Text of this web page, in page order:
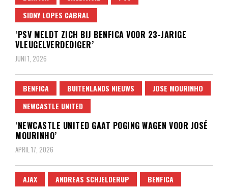
SIDNY LOPES CABRAL
‘PSV MELDT ZICH BIJ BENFICA VOOR 23-JARIGE
VLEUGELVERDEDIGER’
JUNI 1, 2026
BENFICA BUITENLANDS NIEUWS
JOSE MOURINHO
NEWCASTLE UNITED
‘NEWCASTLE UNITED GAAT POGING WAGEN VOOR JOSÉ
MOURINHO’
APRIL 17, 2026
AJAX ANDREAS SCHJELDERUP
BENFICA